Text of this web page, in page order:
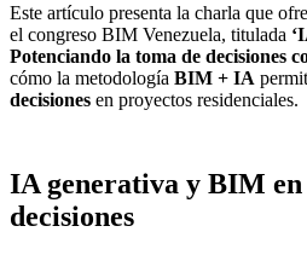
Este artículo presenta la charla que
el congreso BIM Venezuela, titulada
Potenciando la toma de decisiones
cómo la metodología BIM + IA
decisiones en proyectos residenciales.
IA generativa y BIM en
decisiones